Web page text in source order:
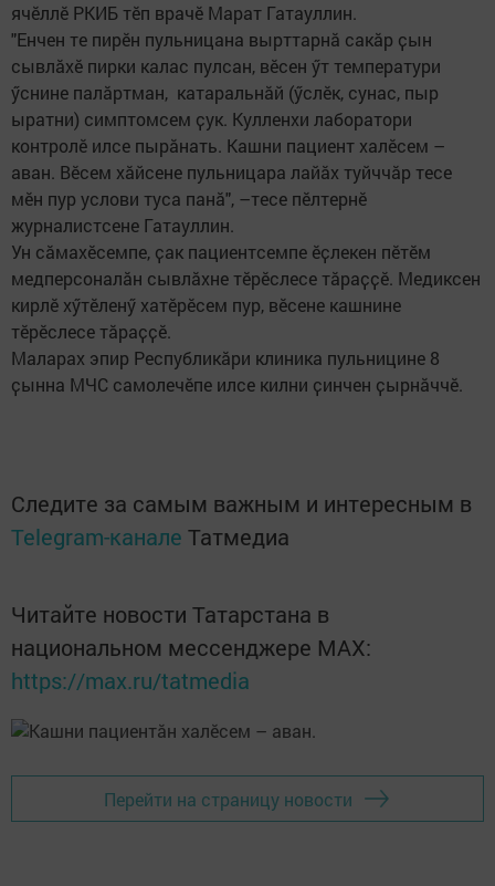
ячӗллӗ РКИБ тӗп врачӗ Марат Гатауллин.
"Енчен те пирӗн пульницана вырттарнӑ сакӑр ҫын
сывлӑхӗ пирки калас пулсан, вӗсен ӳт температури
ӳснине палӑртман, катаральнӑй (ӳслӗк, сунас, пыр
ыратни) симптомсем ҫук. Кулленхи лаборатори
контролӗ илсе пырӑнать. Кашни пациент халӗсем –
аван. Вӗсем хӑйсене пульницара лайӑх туйччăр тесе
мӗн пур услови туса панӑ", –тесе пӗлтернӗ
журналистсене Гатауллин.
Ун сӑмахӗсемпе, ҫак пациентсемпе ӗҫлекен пӗтӗм
медперсоналӑн сывлӑхне тӗрӗслесе тӑраҫҫӗ. Медиксен
кирлӗ хӳтӗленӳ хатӗрӗсем пур, вӗсене кашнине
тӗрӗслесе тӑраҫҫӗ.
Маларах эпир Республикӑри клиника пульницине 8
ҫынна МЧС самолечӗпе илсе килни ҫинчен ҫырнӑччӗ.
Следите за самым важным и интересным в
Telegram-канале Татмедиа
Читайте новости Татарстана в
национальном мессенджере MАХ:
https://max.ru/tatmedia
Перейти на страницу новости